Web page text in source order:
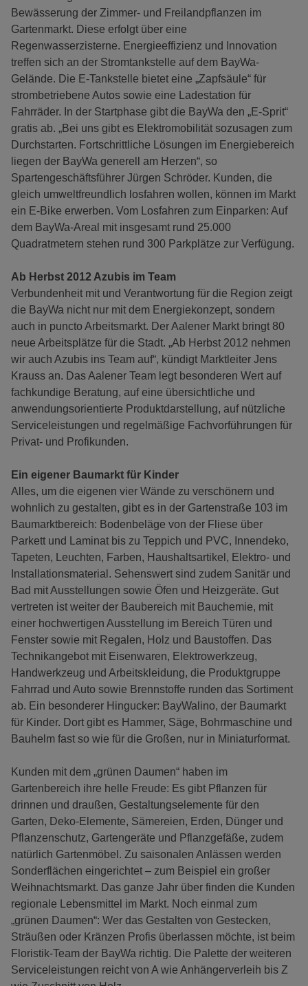
Bewässerung der Zimmer- und Freilandpflanzen im
Gartenmarkt. Diese erfolgt über eine
Regenwasserzisterne. Energieeffizienz und Innovation
treffen sich an der Stromtankstelle auf dem BayWa-
Gelände. Die E-Tankstelle bietet eine „Zapfsäule“ für
strombetriebene Autos sowie eine Ladestation für
Fahrräder. In der Startphase gibt die BayWa den „E-Sprit“
gratis ab. „Bei uns gibt es Elektromobilität sozusagen zum
Durchstarten. Fortschrittliche Lösungen im Energiebereich
liegen der BayWa generell am Herzen“, so
Spartengeschäftsführer Jürgen Schröder. Kunden, die
gleich umweltfreundlich losfahren wollen, können im Markt
ein E-Bike erwerben. Vom Losfahren zum Einparken: Auf
dem BayWa-Areal mit insgesamt rund 25.000
Quadratmetern stehen rund 300 Parkplätze zur Verfügung.
Ab Herbst 2012 Azubis im Team
Verbundenheit mit und Verantwortung für die Region zeigt
die BayWa nicht nur mit dem Energiekonzept, sondern
auch in puncto Arbeitsmarkt. Der Aalener Markt bringt 80
neue Arbeitsplätze für die Stadt. „Ab Herbst 2012 nehmen
wir auch Azubis ins Team auf“, kündigt Marktleiter Jens
Krauss an. Das Aalener Team legt besonderen Wert auf
fachkundige Beratung, auf eine übersichtliche und
anwendungsorientierte Produktdarstellung, auf nützliche
Serviceleistungen und regelmäßige Fachvorführungen für
Privat- und Profikunden.
Ein eigener Baumarkt für Kinder
Alles, um die eigenen vier Wände zu verschönern und
wohnlich zu gestalten, gibt es in der Gartenstraße 103 im
Baumarktbereich: Bodenbeläge von der Fliese über
Parkett und Laminat bis zu Teppich und PVC, Innendeko,
Tapeten, Leuchten, Farben, Haushaltsartikel, Elektro- und
Installationsmaterial. Sehenswert sind zudem Sanitär und
Bad mit Ausstellungen sowie Öfen und Heizgeräte. Gut
vertreten ist weiter der Baubereich mit Bauchemie, mit
einer hochwertigen Ausstellung im Bereich Türen und
Fenster sowie mit Regalen, Holz und Baustoffen. Das
Technikangebot mit Eisenwaren, Elektrowerkzeug,
Handwerkzeug und Arbeitskleidung, die Produktgruppe
Fahrrad und Auto sowie Brennstoffe runden das Sortiment
ab. Ein besonderer Hingucker: BayWalino, der Baumarkt
für Kinder. Dort gibt es Hammer, Säge, Bohrmaschine und
Bauhelm fast so wie für die Großen, nur in Miniaturformat.
Kunden mit dem „grünen Daumen“ haben im
Gartenbereich ihre helle Freude: Es gibt Pflanzen für
drinnen und draußen, Gestaltungselemente für den
Garten, Deko-Elemente, Sämereien, Erden, Dünger und
Pflanzenschutz, Gartengeräte und Pflanzgefäße, zudem
natürlich Gartenmöbel. Zu saisonalen Anlässen werden
Sonderflächen eingerichtet – zum Beispiel ein großer
Weihnachtsmarkt. Das ganze Jahr über finden die Kunden
regionale Lebensmittel im Markt. Noch einmal zum
„grünen Daumen“: Wer das Gestalten von Gestecken,
Sträußen oder Kränzen Profis überlassen möchte, ist beim
Floristik-Team der BayWa richtig. Die Palette der weiteren
Serviceleistungen reicht von A wie Anhängerverleih bis Z